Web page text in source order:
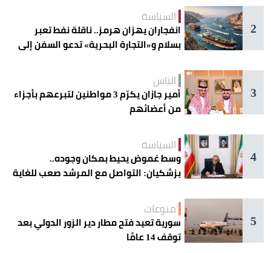
2
السياسة
انفجاران يهزان هرمز.. ناقلة نفط تعبر
بسلام و«التجارة البحرية» تدعو السفن إلى
3
الناس
أمير جازان يكرّم 3 مواطنين لتبرعهم بأجزاء
من أعضائهم
4
السياسة
وسط غموض يحيط بمكان وجوده..
بزشكيان: التواصل مع المرشد صعب للغاية
5
منوعات
سورية تعيد فتح مطار دير الزور الدولي بعد
توقف 14 عامًا